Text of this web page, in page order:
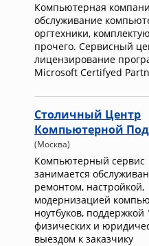
Компьютерная
обслуживание
оргтехники,
прочего. Сервисный
лицензирование
Microsoft Certifyed
Столичный Центр
Компьютерной
(Москва)
Компьютерный сервис
занимается
ремонтом, настройкой,
модернизацией
ноутбуков, поддержкой
физических и
выездом к заказчику